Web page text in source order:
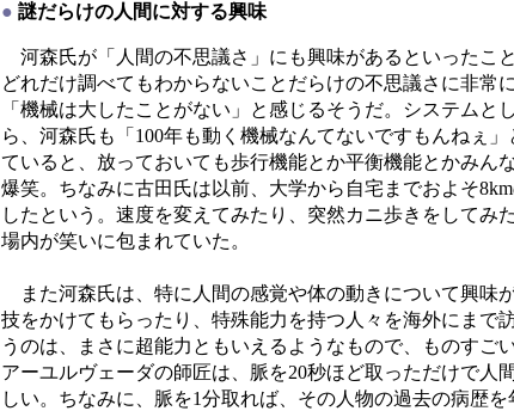
● 謎だらけの人間に対する興味
河森氏が「人間の不思議さ」にも興味があるといったこ
どれだけ調べてもわからないことだらけの不思議さに非常
「機械は大したことがない」と感じるそうだ。システム
ら、河森氏も「100年も動く機械なんてないですもんねぇ
ていると、放っておいても歩行機能とか平衡機能とかみん
爆笑。ちなみに古田氏は以前、大学から自宅までおよそ
したという。速度を変えてみたり、突然カニ歩きをしてみ
場内が笑いに包まれていた。
また河森氏は、特に人間の感覚や体の動きについて興味
技をかけてもらったり、特殊能力を持つ人々を海外にまで
うのは、まさに超能力ともいえるようなもので、ものす
アーユルヴェーダの師匠は、脈を20秒ほど取っただけで人
しい。ちなみに、脈を1分取れば、その人物の過去の病歴